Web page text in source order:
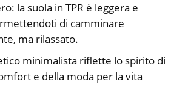
la suola in TPR è leggera e
di camminare
ma rilassato.
minimalista riflette lo spirito di
e della moda per la vita